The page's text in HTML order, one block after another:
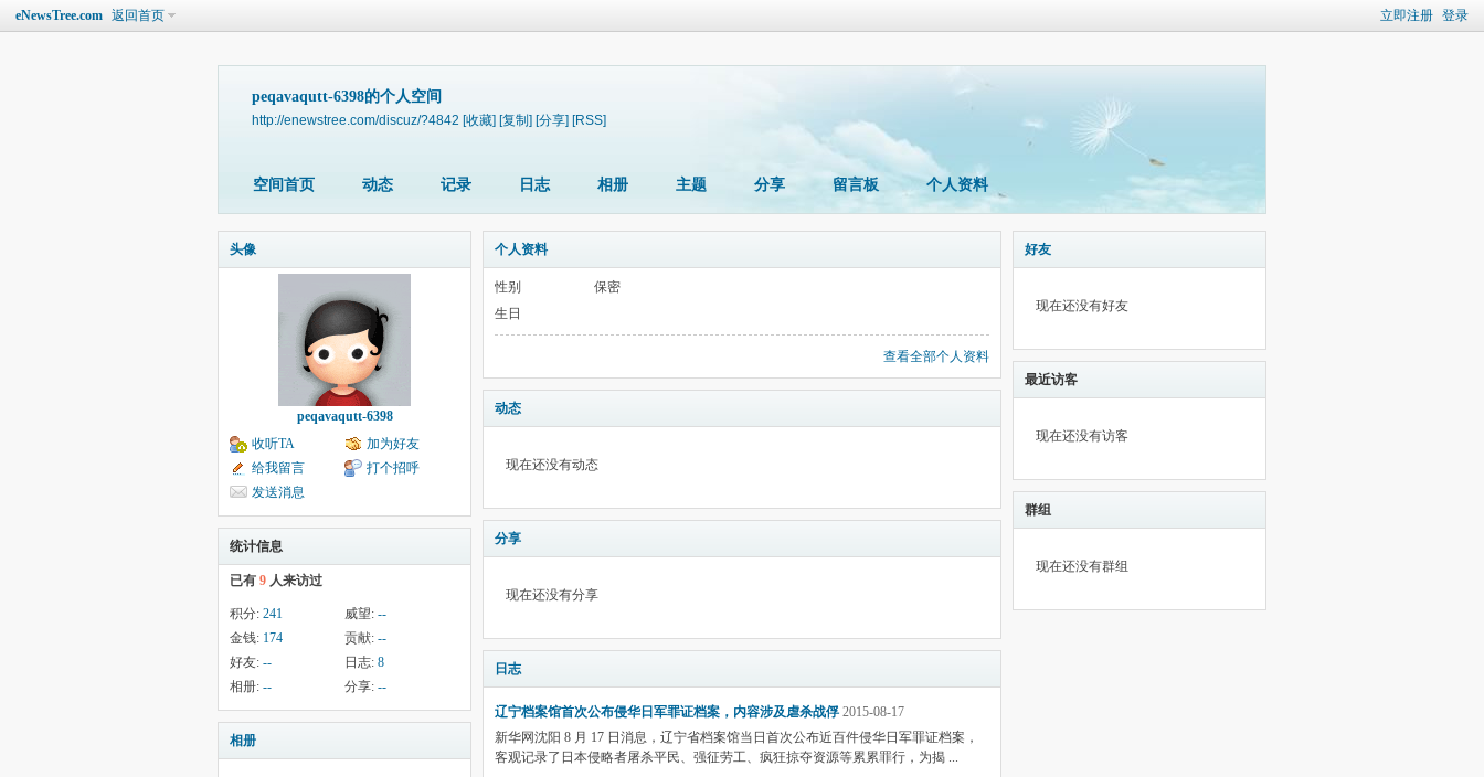
立即注册 登录
eNewsTree.com 返回首页
peqavaqutt-6398的个人空间
http://enewstree.com/discuz/?4842 [收藏] [复制] [分享] [RSS]
空间首页 动态 记录 日志 相册 主题 分享 留言板 个人资料
头像
peqavaqutt-6398
收听TA
加为好友
给我留言
打个招呼
发送消息
统计信息
已有 9 人来访过
积分: 241 威望: --
金钱: 174 贡献: --
好友: -- 日志: 8
相册: -- 分享: --
相册
个人资料
性别
保密
生日
查看全部个人资料
动态
现在还没有动态
分享
现在还没有分享
日志
辽宁档案馆首次公布侵华日军罪证档案，内容涉及虐杀战俘 2015-08-17
新华网沈阳 8 月 17 日消息，辽宁省档案馆当日首次公布近百件侵华日军罪证档案，
客观记录了日本侵略者屠杀平民、强征劳工、疯狂掠夺资源等累累罪行，为揭 ...
好友
现在还没有好友
最近访客
现在还没有访客
群组
现在还没有群组